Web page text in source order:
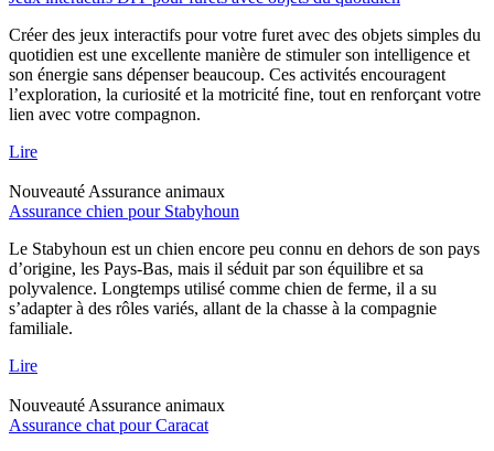
Créer des jeux interactifs pour votre furet avec des objets simples du
quotidien est une excellente manière de stimuler son intelligence et
son énergie sans dépenser beaucoup. Ces activités encouragent
l’exploration, la curiosité et la motricité fine, tout en renforçant votre
lien avec votre compagnon.
Lire
Nouveauté Assurance animaux
Assurance chien pour Stabyhoun
Le Stabyhoun est un chien encore peu connu en dehors de son pays
d’origine, les Pays-Bas, mais il séduit par son équilibre et sa
polyvalence. Longtemps utilisé comme chien de ferme, il a su
s’adapter à des rôles variés, allant de la chasse à la compagnie
familiale.
Lire
Nouveauté Assurance animaux
Assurance chat pour Caracat